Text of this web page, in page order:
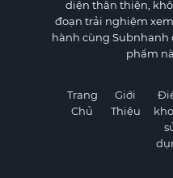
diện thân thiện,
đoạn trải nghiệm
hành cùng Subnhanh
phẩm
Trang
Chủ
Giới
Thiệu